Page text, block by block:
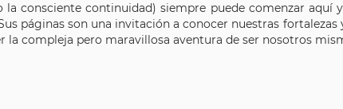
la consciente continuidad) siempre puede comenzar aquí
páginas son una invitación a conocer nuestras
la compleja pero maravillosa aventura de ser nosotros